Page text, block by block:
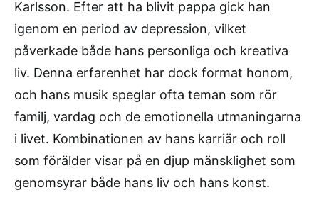
Karlsson. Efter att ha blivit pappa gick han
igenom en period av depression, vilket
påverkade både hans personliga och kreativa
liv. Denna erfarenhet har dock format honom,
och hans musik speglar ofta teman som rör
familj, vardag och de emotionella utmaningarna
i livet. Kombinationen av hans karriär och roll
som förälder visar på en djup mänsklighet som
genomsyrar både hans liv och hans konst.